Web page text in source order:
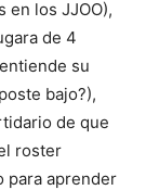
en los JJOO),
de 4
su
bajo?),
de que
roster
para aprender